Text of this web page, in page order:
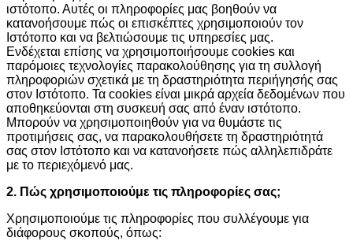
ιστότοπο. Αυτές οι πληροφορίες μας βοηθούν να
κατανοήσουμε πώς οι επισκέπτες χρησιμοποιούν τον
Ιστότοπο και να βελτιώσουμε τις υπηρεσίες μας.
Ενδέχεται επίσης να χρησιμοποιήσουμε cookies και
παρόμοιες τεχνολογίες παρακολούθησης για τη συλλογή
πληροφοριών σχετικά με τη δραστηριότητα περιήγησής σας
στον Ιστότοπο. Τα cookies είναι μικρά αρχεία δεδομένων που
αποθηκεύονται στη συσκευή σας από έναν ιστότοπο.
Μπορούν να χρησιμοποιηθούν για να θυμάστε τις
προτιμήσεις σας, να παρακολουθήσετε τη δραστηριότητά
σας στον Ιστότοπο και να κατανοήσετε πώς αλληλεπιδράτε
με το περιεχόμενό μας.
2. Πώς χρησιμοποιούμε τις πληροφορίες σας;
Χρησιμοποιούμε τις πληροφορίες που συλλέγουμε για
διάφορους σκοπούς, όπως: